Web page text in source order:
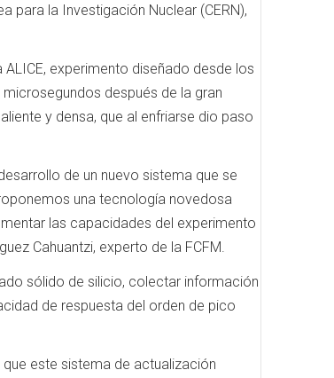
para la Investigación Nuclear (CERN),
experimento diseñado desde los
después de la gran
y densa, que al enfriarse dio paso
de un nuevo sistema que se
una tecnología novedosa
las capacidades del experimento
Cahuantzi, experto de la FCFM.
sólido de silicio, colectar información
de respuesta del orden de pico
este sistema de actualización